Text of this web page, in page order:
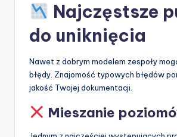
Najczęstsze
do uniknięcia
Nawet z dobrym modelem zespoły
błędy. Znajomość typowych błędów
jakość Twojej dokumentacji.
Mieszanie